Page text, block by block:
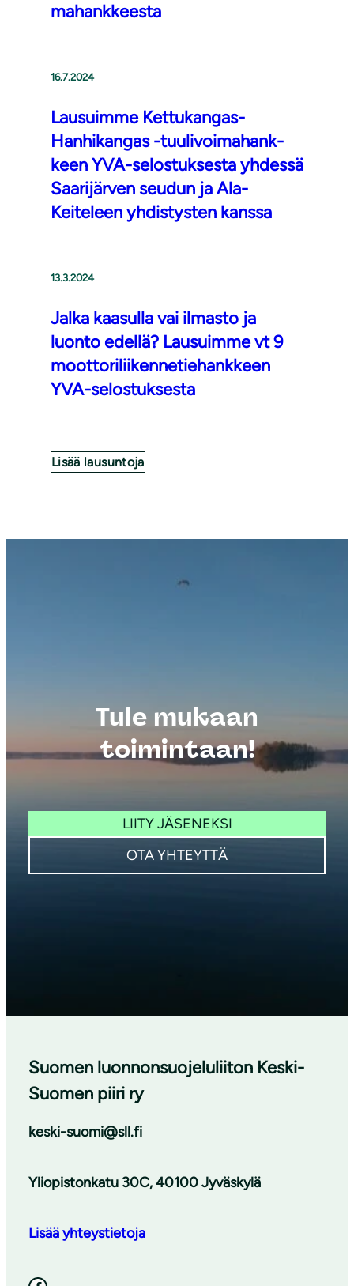
ma­hank­kees­ta
16.7.2024
Lausuimme Kettukangas-
Hanhikangas -tuu­li­voi­ma­hank­
keen YVA-se­los­tuk­ses­ta yhdessä
Saarijärven seudun ja Ala-
Keiteleen yhdistysten kanssa
13.3.2024
Jalka kaasulla vai ilmasto ja
luonto edellä? Lausuimme vt 9
moot­to­ri­lii­ken­ne­tie­hank­keen
YVA-se­los­tuk­ses­ta
Lisää lausuntoja
Tule mukaan
toimintaan!
LIITY JÄSENEKSI
OTA YHTEYTTÄ
Suomen luonnonsuojeluliiton Keski-
Suomen piiri ry
keski-suomi@sll.fi
Yliopistonkatu 30C, 40100 Jyväskylä
Lisää yhteystietoja